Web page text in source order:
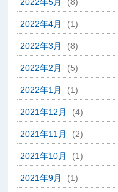
2022年4月 (1)
2022年3月 (8)
2022年2月 (5)
2022年1月 (1)
2021年12月 (4)
2021年11月 (2)
2021年10月 (1)
2021年9月 (1)